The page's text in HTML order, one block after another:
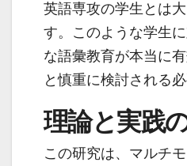
英語専攻の学生とは
す。このような学生
な語彙教育が本当に
と慎重に検討される
理論と実践
この研究は、マルチ